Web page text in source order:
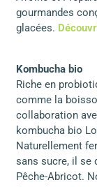
gourmandes
glacées.
Kombucha bio
Riche en
comme la
collaboration
kombucha bio
Naturellement
sans sucre, il se
Pêche-Abricot.